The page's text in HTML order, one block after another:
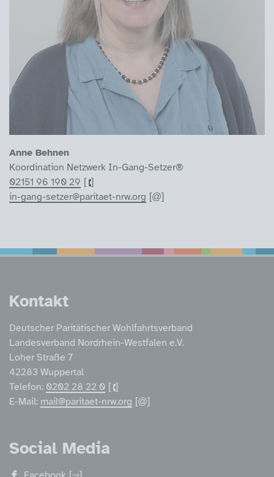
Anne Behnen
Koordination Netzwerk In-Gang-Setzer®
02151 96 190 29
in-gang-setzer@paritaet-nrw.org
Service
Kontakt
Deutscher Paritätischer Wohlfahrtsverband
Landesverband Nordrhein-Westfalen e.V.
Loher Straße 7
42283 Wuppertal
Telefon: 0202 28 22 0
E-Mail: mail@paritaet-nrw.org
Social Media